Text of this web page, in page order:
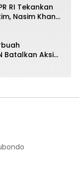
RI Tekankan
Nasim Khan
Batalkan Aksi
Sejumlah